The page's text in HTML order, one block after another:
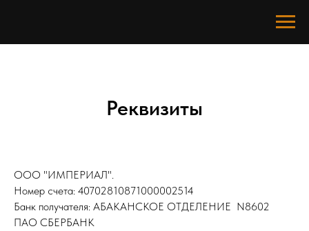
Реквизиты
ООО "ИМПЕРИАЛ".
Номер счета: 40702810871000002514
Банк получателя: АБАКАНСКОЕ ОТДЕЛЕНИЕ N8602
ПАО СБЕРБАНК